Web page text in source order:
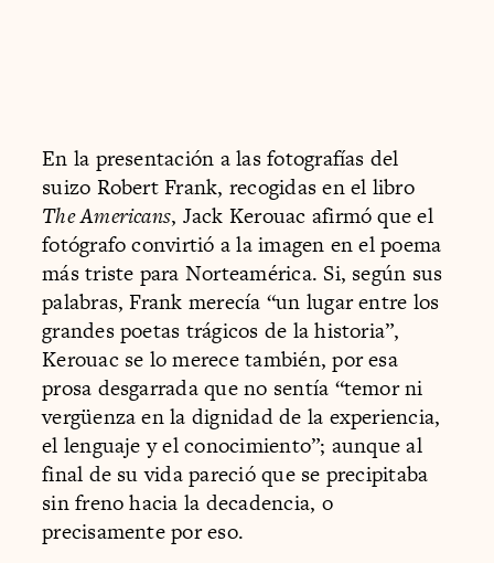
En la presentación a las fotografías del
suizo Robert Frank, recogidas en el libro
The Americans, Jack Kerouac afirmó que el
fotógrafo convirtió a la imagen en el poema
más triste para Norteamérica. Si, según sus
palabras, Frank merecía “un lugar entre los
grandes poetas trágicos de la historia”,
Kerouac se lo merece también, por esa
prosa desgarrada que no sentía “temor ni
vergüenza en la dignidad de la experiencia,
el lenguaje y el conocimiento”; aunque al
final de su vida pareció que se precipitaba
sin freno hacia la decadencia, o
precisamente por eso.